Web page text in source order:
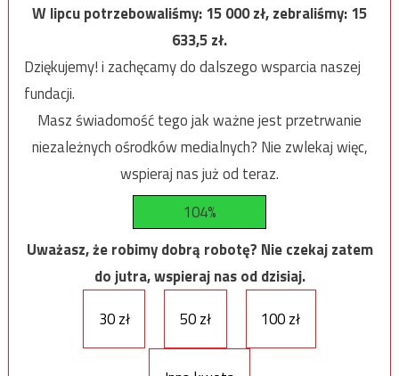
W lipcu potrzebowaliśmy:15 000zł, zebraliśmy:15
633,5zł.
Dziękujemy! i zachęcamy do dalszego wsparcia naszej
fundacji.
Masz świadomość tego jak ważne jest przetrwanie
niezależnych ośrodków medialnych? Nie zwlekaj więc,
wspieraj nas już od teraz.
104%
Uważasz, że robimy dobrą robotę? Nie czekaj zatem
do jutra, wspieraj nas od dzisiaj.
30 zł
50 zł 100 zł